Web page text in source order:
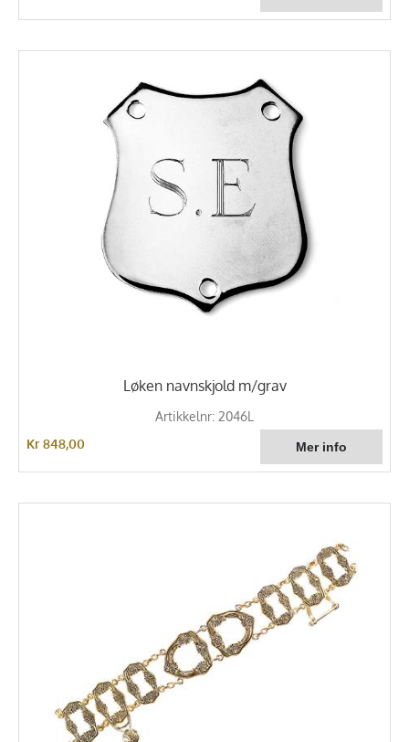
Løken navnskjold m/grav
Artikkelnr: 2046L
Kr 848,00